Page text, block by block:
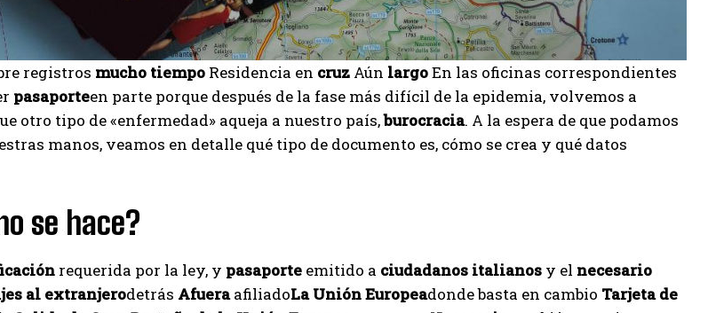
registros mucho tiempo Residencia en cruz Aún largoEn las oficinas correspondientes
pasaporteen parte porque después de la fase más difícil de la epidemia, volvemos a
otro tipo de «enfermedad» aqueja a nuestro país,burocracia. A la espera de que podamos
manos, veamos en detalle qué tipo de documento es, cómo se crea y qué datos
se hace?
requerida por la ley, y pasaporte emitido a ciudadanos italianos y el necesario
al extranjerodetrás AfueraafiliadoLa Unión Europeadonde basta en cambio Tarjeta de